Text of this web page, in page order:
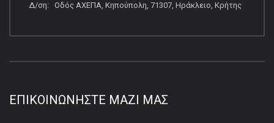
Δ/ση: Οδός ΑΧΕΠΑ, Κηπούπολη, 71307, Ηράκλειο, Κρήτης
ΕΠΙΚΟΙΝΩΝΉΣΤΕ ΜΑΖΊ ΜΑΣ